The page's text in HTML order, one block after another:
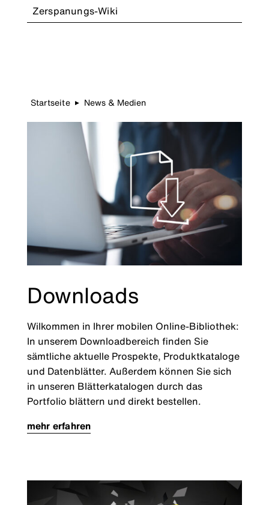
Zerspanungs-Wiki
Startseite ▶ News & Medien
Downloads
Wilkommen in Ihrer mobilen Online-Bibliothek:
In unserem Downloadbereich finden Sie
sämtliche aktuelle Prospekte, Produktkataloge
und Datenblätter. Außerdem können Sie sich
in unseren Blätterkatalogen durch das
Portfolio blättern und direkt bestellen.
mehr erfahren